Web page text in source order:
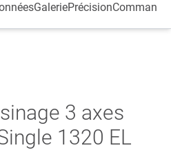
GaleriePrécisionCommande
3 axes
1320 EL